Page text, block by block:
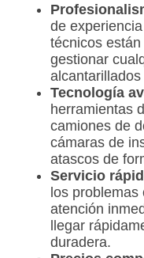
de
técnicos
gestionar
Tecnología
herramientas
camiones de
cámaras de
atascos de
Servicio
los
atención
llegar
duradera.